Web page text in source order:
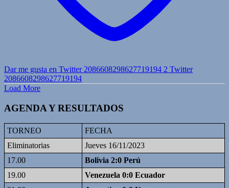
Dar me gusta en Twitter 2086608298627719194 2 Twitter
2086608298627719194
Load More
AGENDA Y RESULTADOS
TORNEO
FECHA
Eliminatorias
Jueves 16/11/2023
17.00
Bolivia 2:0 Perú
19.00
Venezuela 0:0 Ecuador